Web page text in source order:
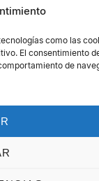
como las
El consentimiento
de